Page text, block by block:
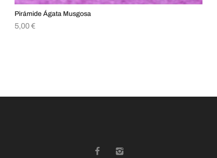
Pirámide Ágata Musgosa
5,00€